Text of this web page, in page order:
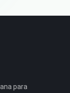
para